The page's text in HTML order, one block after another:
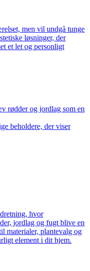
men vil undgå tunge
løsninger, der
et let og personligt
rødder og jordlag som en
beholdere, der viser
hvor
jordlag og fugt blive en
materialer, plantevalg og
element i dit hjem.